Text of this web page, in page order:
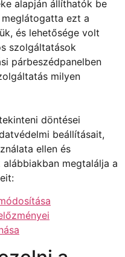
alapján állíthatók be
ezt a
és lehetősége volt
szolgáltatások
párbeszédpanelben
milyen
döntései
beállításait,
ellen és
megtalálja a